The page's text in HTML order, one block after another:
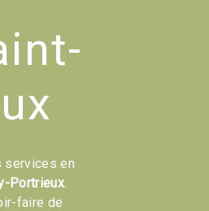
services en
Portrieux.
faire de